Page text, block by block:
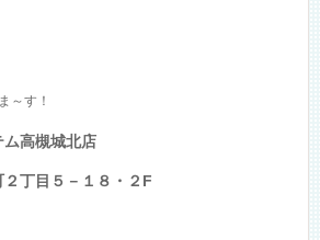
～す！
高槻城北店
丁目５－１８・２F